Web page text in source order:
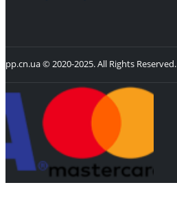
pp.cn.ua © 2020-2025. All Rights Reserved.